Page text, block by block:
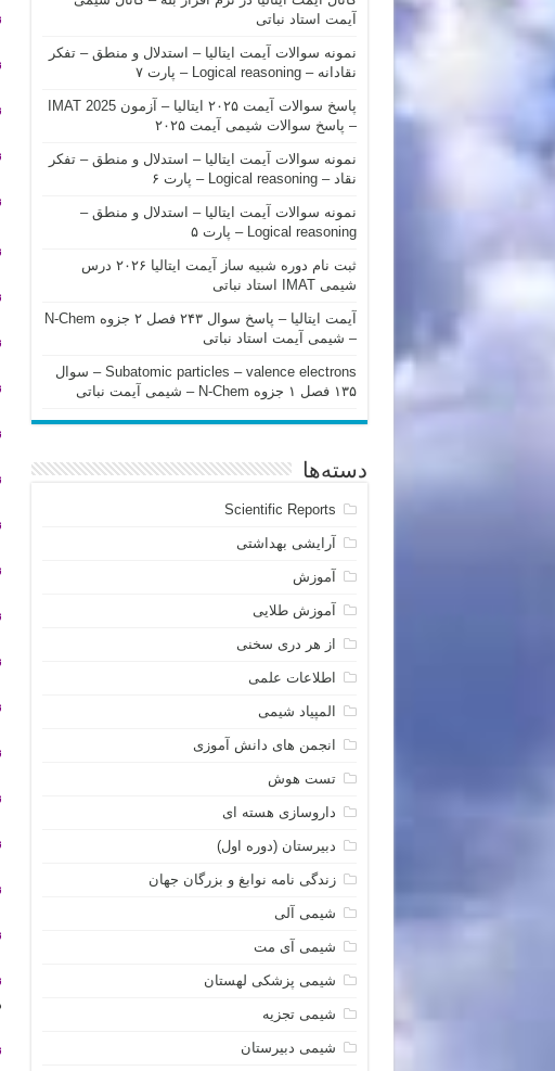
آیمت استاد نباتی
نمونه سوالات آیمت ایتالیا – استدلال و منطق – تفکر
نقادانه – Logical reasoning – پارت ۷
پاسخ سوالات آیمت ۲۰۲۵ ایتالیا – آزمون IMAT 2025
– پاسخ سوالات شیمی آیمت ۲۰۲۵
نمونه سوالات آیمت ایتالیا – استدلال و منطق – تفکر
نقاد – Logical reasoning – پارت ۶
نمونه سوالات آیمت ایتالیا – استدلال و منطق –
Logical reasoning – پارت ۵
ثبت نام دوره شبیه ساز آیمت ایتالیا ۲۰۲۶ درس
شیمی IMAT استاد نباتی
آیمت ایتالیا – پاسخ سوال ۲۴۳ فصل ۲ جزوه N-Chem
– شیمی آیمت استاد نباتی
Subatomic particles – valence electrons – سوال
۱۳۵ فصل ۱ جزوه N-Chem – شیمی آیمت نباتی
دسته‌ها
Scientific Reports
آرایشی بهداشتی
آموزش
آموزش طلایی
از هر دری سخنی
اطلاعات علمی
المپیاد شیمی
انجمن های دانش آموزی
تست هوش
داروسازی هسته ای
دبیرستان (دوره اول)
زندگی نامه نوابغ و بزرگان جهان
شیمی آلی
شیمی آی مت
شیمی پزشکی لهستان
شیمی تجزیه
شیمی دبیرستان